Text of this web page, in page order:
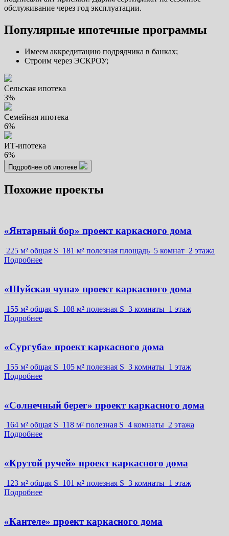
обслуживание через год эксплуатации.
Популярные ипотечные программы
Имеем аккредитацию подрядчика в банках;
Строим через ЭСКРОУ;
Сельская ипотека
3%
Семейная ипотека
6%
ИТ-ипотека
6%
Подробнее об ипотеке
Похожие проекты
«Янтарный бор» проект каркасного дома
225 м² общая S 181 м² полезная площадь 5 комнат 2 этажа
Подробнее
«Шуйская чупа» проект каркасного дома
155 м² общая S 108 м² полезная S 3 комнаты 1 этаж
Подробнее
«Сургуба» проект каркасного дома
155 м² общая S 105 м² полезная S 3 комнаты 1 этаж
Подробнее
«Солнечный берег» проект каркасного дома
164 м² общая S 118 м² полезная S 4 комнаты 2 этажа
Подробнее
«Крутой ручей» проект каркасного дома
123 м² общая S 101 м² полезная S 3 комнаты 1 этаж
Подробнее
«Кантеле» проект каркасного дома